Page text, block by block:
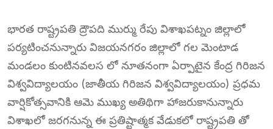
భారత రాష్ట్రపతి ద్రౌపది ముర్ము రేపు విశాఖపట్నం జిల్లాలో
పర్యటించనున్నారు విజయనగరం జిల్లాలో గల మెంటాడ
మండలం కుంటినవలస లో నూతనంగా ఏర్పాటైన కేంద్ర గిరిజన
విశ్వవిద్యాలయం (జాతీయ గిరిజన విశ్వవిద్యాలయం) ప్రధమ
వార్షికోత్సవానికి ఆమె ముఖ్య అతిథిగా హాజరుకానున్నారు
విశాఖలో జరగనున్న ఈ ప్రతిష్టాత్మక వేడుకలో రాష్ట్రపతి తో